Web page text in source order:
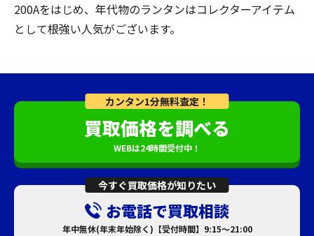
200Aをはじめ、年代物のランタンはコレクターアイテム
として根強い人気がございます。
カンタン1分無料査定！
買取価格を調べる
WEBは24時間受付中！
今すぐ買取価格が知りたい
お電話で買取相談
年中無休(年末年始除く)【受付時間】9:15～21:00